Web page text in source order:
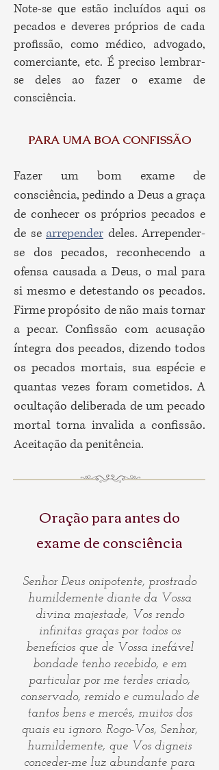
Note-se que estão incluídos aqui os
pecados e deveres próprios de cada
profissão, como médico, advogado,
comerciante, etc. É preciso lembrar-
se deles ao fazer o exame de
consciência.
PARA UMA BOA CONFISSÃO
Fazer um bom exame de
consciência, pedindo a Deus a graça
de conhecer os próprios pecados e
de se arrepender deles. Arrepender-
se dos pecados, reconhecendo a
ofensa causada a Deus, o mal para
si mesmo e detestando os pecados.
Firme propósito de não mais tornar
a pecar. Confissão com acusação
íntegra dos pecados, dizendo todos
os pecados mortais, sua espécie e
quantas vezes foram cometidos. A
ocultação deliberada de um pecado
mortal torna invalida a confissão.
Aceitação da penitência.
Oração para antes do
exame de consciência
Senhor Deus onipotente, prostrado
humildemente diante da Vossa
divina majestade, Vos rendo
infinitas graças por todos os
benefícios que de Vossa inefável
bondade tenho recebido, e em
particular por me terdes criado,
conservado, remido e cumulado de
tantos bens e mercês, muitos dos
quais eu ignoro. Rogo-Vos, Senhor,
humildemente, que Vos digneis
conceder-me luz abundante para